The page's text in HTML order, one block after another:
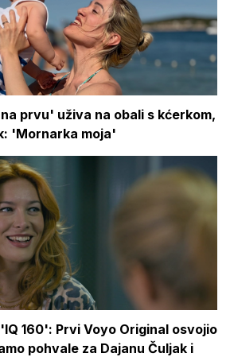
prvu' uživa na obali s kćerkom,
'Mornarka moja'
160': Prvi Voyo Original osvojio
pohvale za Dajanu Čuljak i